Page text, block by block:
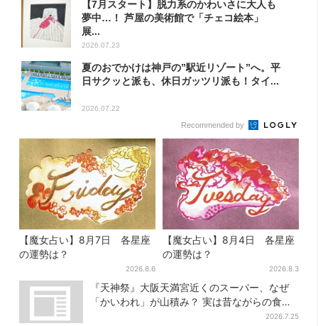
【7月スタート】脱力系のかわいさに大人も
夢中…！ 芦屋の美術館で「チェコ絵本」
展...
2026.07.23
夏のおでかけは神戸の”駅近リゾート”へ。平
日サクッと派も、休日ガッツリ派も！タイ...
2026.07.22
Recommended by
【魔女占い】8月7日 各星座
の運勢は？
2026.8.6
【魔女占い】8月4日 各星座
の運勢は？
2026.8.3
『天神祭』大阪天満宮近くのスーパー、なぜ
「かいわれ」が山積み？ 実は昔ながらの食文
2026.7.25